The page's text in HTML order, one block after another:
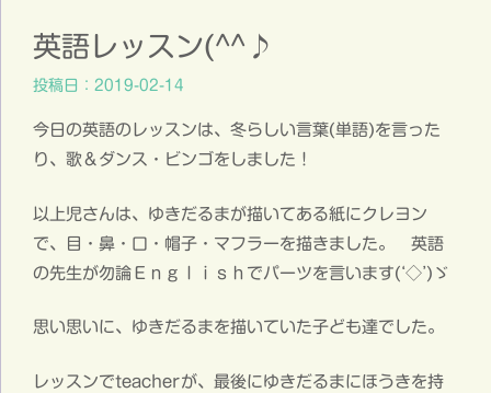
英語レッスン(^^♪
投稿日：2019-02-14
今日の英語のレッスンは、冬らしい言葉(単語)を言った
り、歌＆ダンス・ビンゴをしました！
以上児さんは、ゆきだるまが描いてある紙にクレヨン
で、目・鼻・口・帽子・マフラーを描きました。 英語
の先生が勿論Ｅｎｇｌｉｓｈでパーツを言います(‘◇’)ゞ
思い思いに、ゆきだるまを描いていた子ども達でした。
レッスンでteacherが、最後にゆきだるまにほうきを持